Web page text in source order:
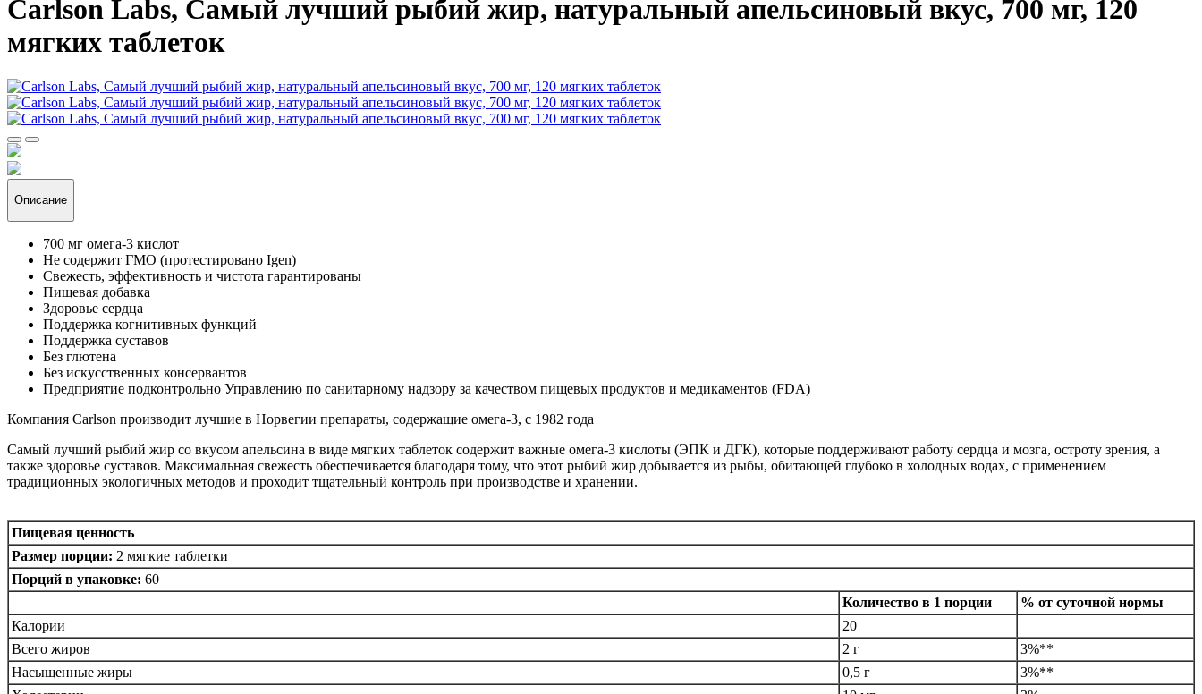
Carlson Labs, Самый лучший рыбий жир, натуральный апельсиновый вкус, 700 мг, 120
мягких таблеток
Описание
700 мг омега-3 кислот
Не содержит ГМО (протестировано Igen)
Свежесть, эффективность и чистота гарантированы
Пищевая добавка
Здоровье сердца
Поддержка когнитивных функций
Поддержка суставов
Без глютена
Без искусственных консервантов
Предприятие подконтрольно Управлению по санитарному надзору за качеством пищевых продуктов и медикаментов (FDA)
Компания Carlson производит лучшие в Норвегии препараты, содержащие омега-3, с 1982 года
Самый лучший рыбий жир со вкусом апельсина в виде мягких таблеток содержит важные омега-3 кислоты (ЭПК и ДГК), которые поддерживают работу сердца и мозга, остроту зрения, а
также здоровье суставов. Максимальная свежесть обеспечивается благодаря тому, что этот рыбий жир добывается из рыбы, обитающей глубоко в холодных водах, с применением
традиционных экологичных методов и проходит тщательный контроль при производстве и хранении.
Пищевая ценность
Размер порции: 2 мягкие таблетки
Порций в упаковке: 60
Количество в 1 порции
% от суточной нормы
Калории
20
Всего жиров
2 г
3%**
Насыщенные жиры
0,5 г
3%**